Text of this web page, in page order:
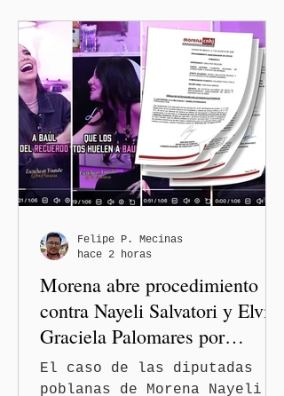
Morena abre procedimiento
contra Nayeli Salvatori y Elvia
Graciela Palomares por
discriminación y burlas
El caso de las diputadas
poblanas de Morena Nayeli
Felipe P. Mecinas
hace 2 horas